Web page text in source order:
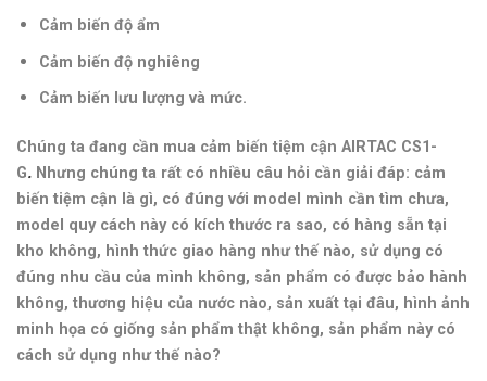
Cảm biến độ ẩm
Cảm biến độ nghiêng
Cảm biến lưu lượng và mức.
Chúng ta đang cần mua cảm biến tiệm cận AIRTAC CS1-
G. Nhưng chúng ta rất có nhiều câu hỏi cần giải đáp: cảm
biến tiệm cận là gì, có đúng với model mình cần tìm chưa,
model quy cách này có kích thước ra sao, có hàng sẵn tại
kho không, hình thức giao hàng như thế nào, sử dụng có
đúng nhu cầu của mình không, sản phẩm có được bảo hành
không, thương hiệu của nước nào, sản xuất tại đâu, hình ảnh
minh họa có giống sản phẩm thật không, sản phẩm này có
cách sử dụng như thế nào?